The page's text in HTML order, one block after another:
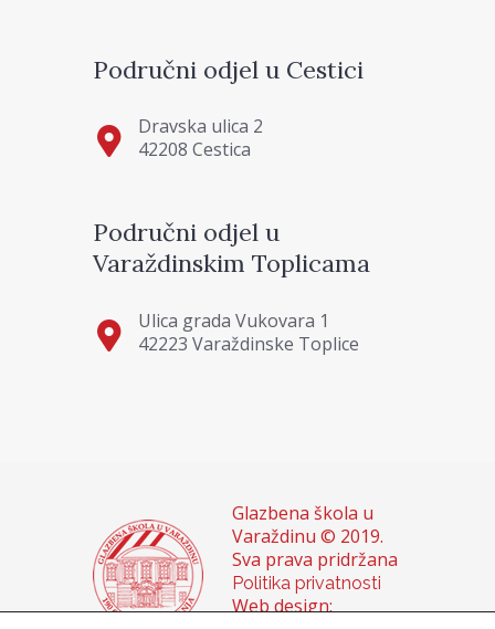
Područni odjel u Cestici
Dravska ulica 2
42208 Cestica
Područni odjel u
Varaždinskim Toplicama
Ulica grada Vukovara 1
42223 Varaždinske Toplice
Glazbena škola u
Varaždinu © 2019.
Sva prava pridržana
Politika privatnosti
Web design: